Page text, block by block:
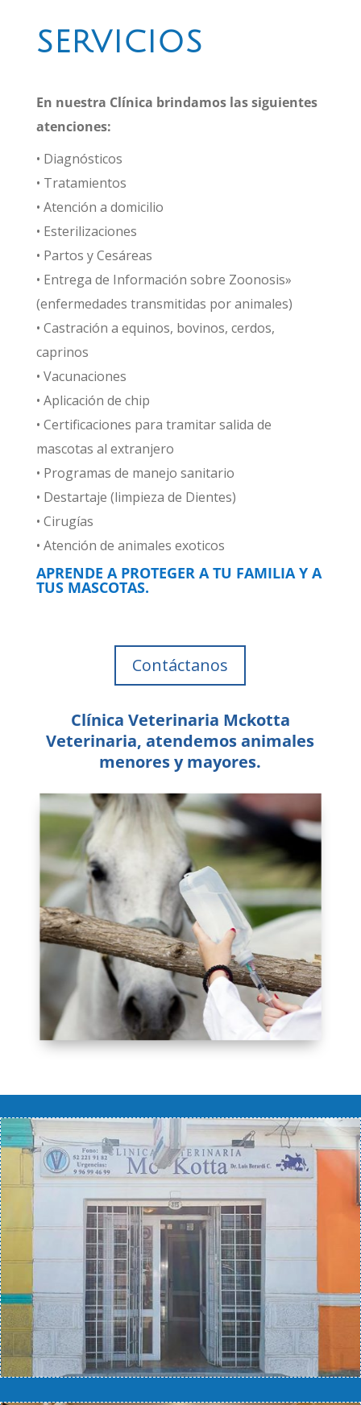
SERVICIOS
En nuestra Clínica brindamos las siguientes
atenciones:
• Diagnósticos
• Tratamientos
• Atención a domicilio
• Esterilizaciones
• Partos y Cesáreas
• Entrega de Información sobre Zoonosis»
(enfermedades transmitidas por animales)
• Castración a equinos, bovinos, cerdos,
caprinos
• Vacunaciones
• Aplicación de chip
• Certificaciones para tramitar salida de
mascotas al extranjero
• Programas de manejo sanitario
• Destartaje (limpieza de Dientes)
• Cirugías
• Atención de animales exoticos
APRENDE A PROTEGER A TU FAMILIA Y A
TUS MASCOTAS.
Contáctanos
Clínica Veterinaria Mckotta
Veterinaria, atendemos animales
menores y mayores.